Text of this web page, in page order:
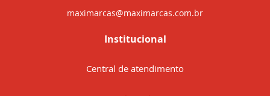
maximarcas@maximarcas.com.br
Institucional
Central de atendimento